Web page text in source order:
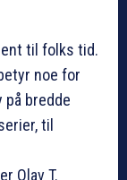
til folks tid.
noe for
på bredde
til
Olav T.